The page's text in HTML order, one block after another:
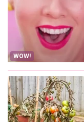
WOW!